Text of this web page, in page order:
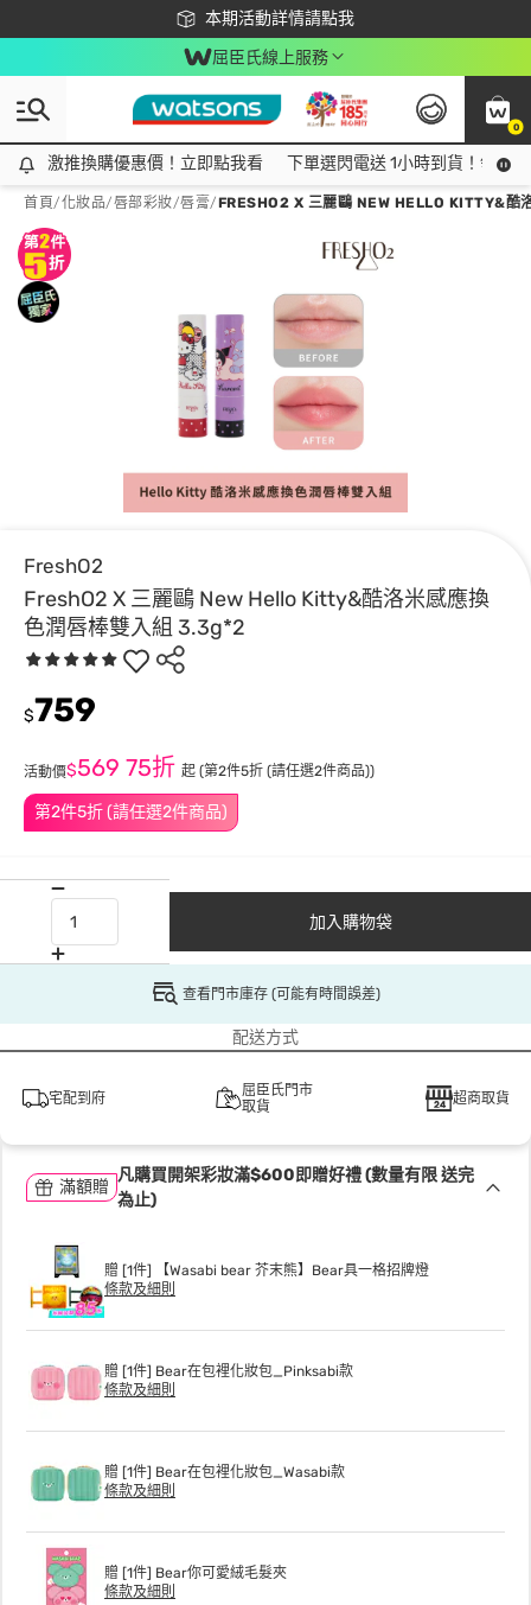
本期活動詳情請點我
下載app最高回饋$350
屈臣氏線上服務
0
激推換購優惠價！立即點我看
激推換購優惠價！立即點我看 下單選閃電送 1小時到貨！領神
首頁/化妝品/唇部彩妝/唇膏/FRESHO2 X 三麗鷗 NEW HELLO KITTY&酷
FreshO2
FreshO2 X 三麗鷗 New Hello Kitty&酷洛米感應換
色潤唇棒雙入組 3.3g*2
第2件5折 (請任選2件商品)
$759
活動價$569 75折 起 (第2件5折 (請任選2件商品))
加入購物袋
查看門市庫存 (可能有時間誤差)
配送方式
宅配到府
屈臣氏門市
取貨
超商取貨
滿額贈
凡購買開架彩妝滿$600即贈好禮 (數量有限 送完
為止)
贈 [1件] 【Wasabi bear 芥末熊】Bear具一格招牌燈
條款及細則
贈 [1件] Bear在包裡化妝包_Pinksabi款
條款及細則
贈 [1件] Bear在包裡化妝包_Wasabi款
條款及細則
贈 [1件] Bear你可愛絨毛髮夾
條款及細則